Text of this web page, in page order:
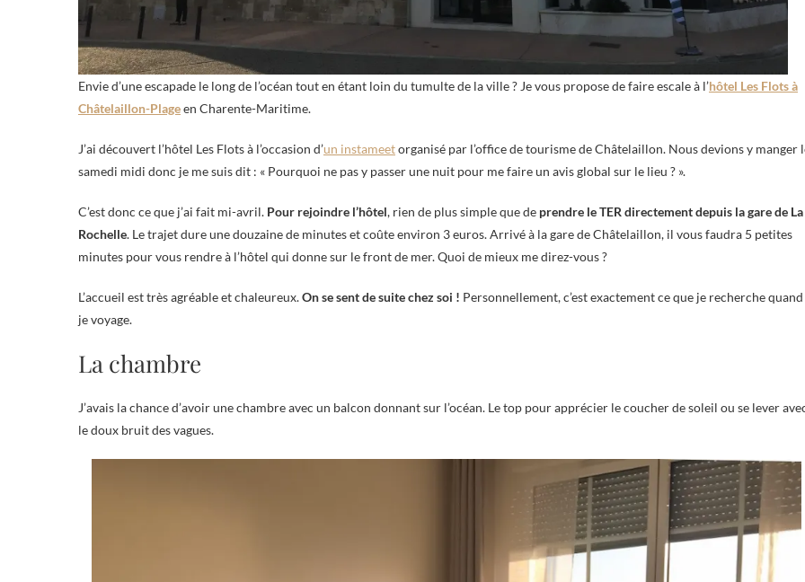
Envie d’une escapade le long de l’océan tout en étant loin du tumulte de la ville ? Je vous propose de faire escale à l’hôtel Les Flots à
Châtelaillon-Plageen Charente-Maritime.
J’ai découvert l’hôtel Les Flots à l’occasion d’un instameetorganisé par l’office de tourisme de Châtelaillon. Nous devions y manger
samedi midi donc je me suis dit : « Pourquoi ne pas y passer une nuit pour me faire un avis global sur le lieu ? ».
C’est donc ce que j’ai fait mi-avril. Pour rejoindre l’hôtel, rien de plus simple que de prendre le TER directement depuis la gare de La
Rochelle. Le trajet dure une douzaine de minutes et coûte environ 3 euros. Arrivé à la gare de Châtelaillon, il vous faudra 5 petites
minutes pour vous rendre à l’hôtel qui donne sur le front de mer. Quoi de mieux me direz-vous ?
L’accueil est très agréable et chaleureux.On se sent de suite chez soi ! Personnellement, c’est exactement ce que je recherche quand
je voyage.
La chambre
J’avais la chance d’avoir une chambre avec un balcon donnant sur l’océan. Le top pour apprécier le coucher de soleil ou se lever
le doux bruit des vagues.